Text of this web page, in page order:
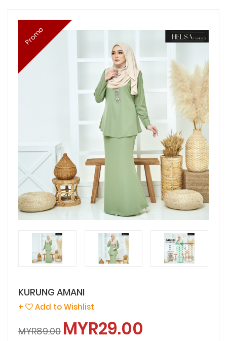
Promo
KURUNG AMANI
+ Add to Wishlist
MYR89.00 MYR29.00